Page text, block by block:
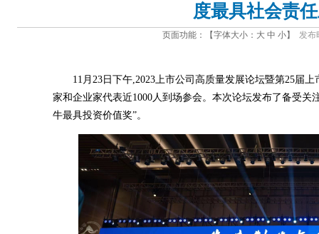
度最具社会责
页面功能：【字体大小： 大 中 小】 发布
11月23日下午,2023上市公司高质量发展论坛暨第25届上
家和企业家代表近1000人到场参会。本次论坛发布了备受关
牛最具投资价值奖”。